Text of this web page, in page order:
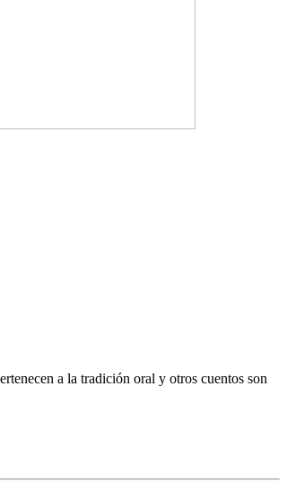
a la tradición oral y otros cuentos son